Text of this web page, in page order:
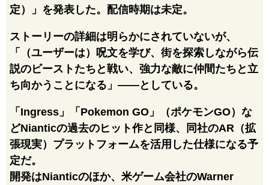
定）」を発表した。配信時期は未定。
ストーリーの詳細は明らかにされていないが、
「（ユーザーは）呪文を学び、街を探索しながら伝
説のビーストたちと戦い、強力な敵に仲間たちと立
ち向かうことになる」――としている。
「Ingress」「Pokemon GO」（ポケモンGO）な
どNianticの過去のヒット作と同様、同社のAR（拡
張現実）プラットフォームを活用した仕様になる予
定だ。
開発はNianticのほか、米ゲーム会社のWarner